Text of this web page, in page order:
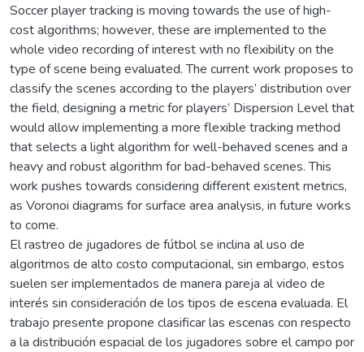
Soccer player tracking is moving towards the use of high-
cost algorithms; however, these are implemented to the
whole video recording of interest with no flexibility on the
type of scene being evaluated. The current work proposes to
classify the scenes according to the players’ distribution over
the field, designing a metric for players’ Dispersion Level that
would allow implementing a more flexible tracking method
that selects a light algorithm for well-behaved scenes and a
heavy and robust algorithm for bad-behaved scenes. This
work pushes towards considering different existent metrics,
as Voronoi diagrams for surface area analysis, in future works
to come.
El rastreo de jugadores de fútbol se inclina al uso de
algoritmos de alto costo computacional, sin embargo, estos
suelen ser implementados de manera pareja al video de
interés sin consideración de los tipos de escena evaluada. El
trabajo presente propone clasificar las escenas con respecto
a la distribución espacial de los jugadores sobre el campo por